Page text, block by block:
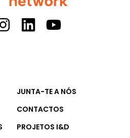
JUNTA-TE A NÓS
CONTACTOS
PROJETOS I&D